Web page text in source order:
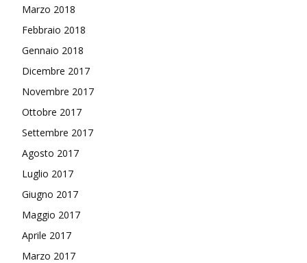
Marzo 2018
Febbraio 2018
Gennaio 2018
Dicembre 2017
Novembre 2017
Ottobre 2017
Settembre 2017
Agosto 2017
Luglio 2017
Giugno 2017
Maggio 2017
Aprile 2017
Marzo 2017